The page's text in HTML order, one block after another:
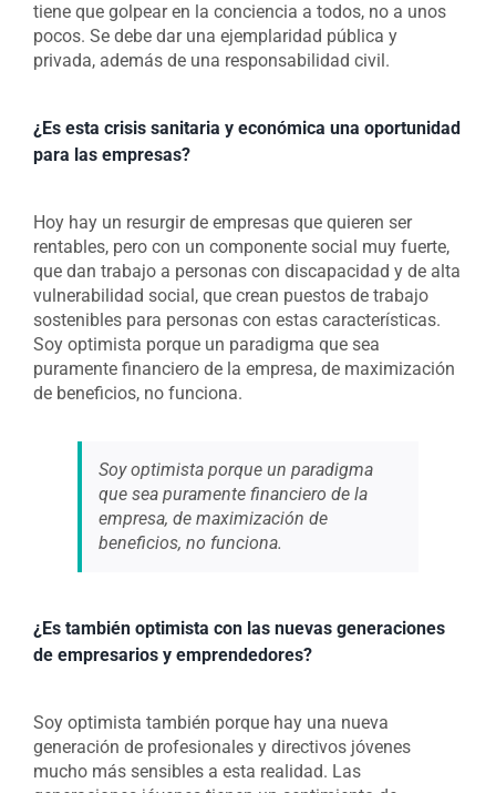
tiene que golpear en la conciencia a todos, no a unos
pocos. Se debe dar una ejemplaridad pública y
privada, además de una responsabilidad civil.
¿Es esta crisis sanitaria y económica una oportunidad
para las empresas?
Hoy hay un resurgir de empresas que quieren ser
rentables, pero con un componente social muy fuerte,
que dan trabajo a personas con discapacidad y de alta
vulnerabilidad social, que crean puestos de trabajo
sostenibles para personas con estas características.
Soy optimista porque un paradigma que sea
puramente financiero de la empresa, de maximización
de beneficios, no funciona.
Soy optimista porque un paradigma
que sea puramente financiero de la
empresa, de maximización de
beneficios, no funciona.
¿Es también optimista con las nuevas generaciones
de empresarios y emprendedores?
Soy optimista también porque hay una nueva
generación de profesionales y directivos jóvenes
mucho más sensibles a esta realidad. Las